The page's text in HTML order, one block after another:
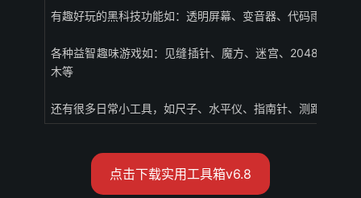
有趣好玩的黑科技功能如：透明屏幕、变音器、代码雨壁纸
各种益智趣味游戏如：见缝插针、魔方、迷宫、2048、一个
木等
还有很多日常小工具，如尺子、水平仪、指南针、测距仪、
点击下载实用工具箱v6.8